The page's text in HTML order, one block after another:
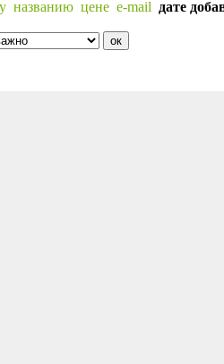
названию цене e-mail дате